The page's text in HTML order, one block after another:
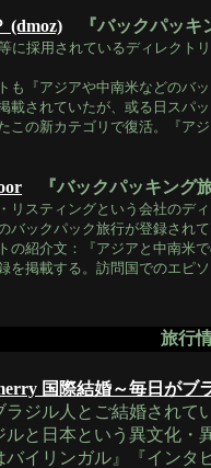
(dmoz) 『バックパッキ
に採用されているディレクト
も『アジアや中南米などのバ
載されていたが、或る日スパ
この新カテゴリで復活。『ア
『バックパッキング
リスティングという会社のデ
バックパック旅行が登録され
の紹介文：『アジアと中南米
を掲載する。訪問国でのエピ
旅行
国際結婚～毎日がブ
ラジル人とご結婚されて
ルと日本という異文化・
バイリンガル』『インタ